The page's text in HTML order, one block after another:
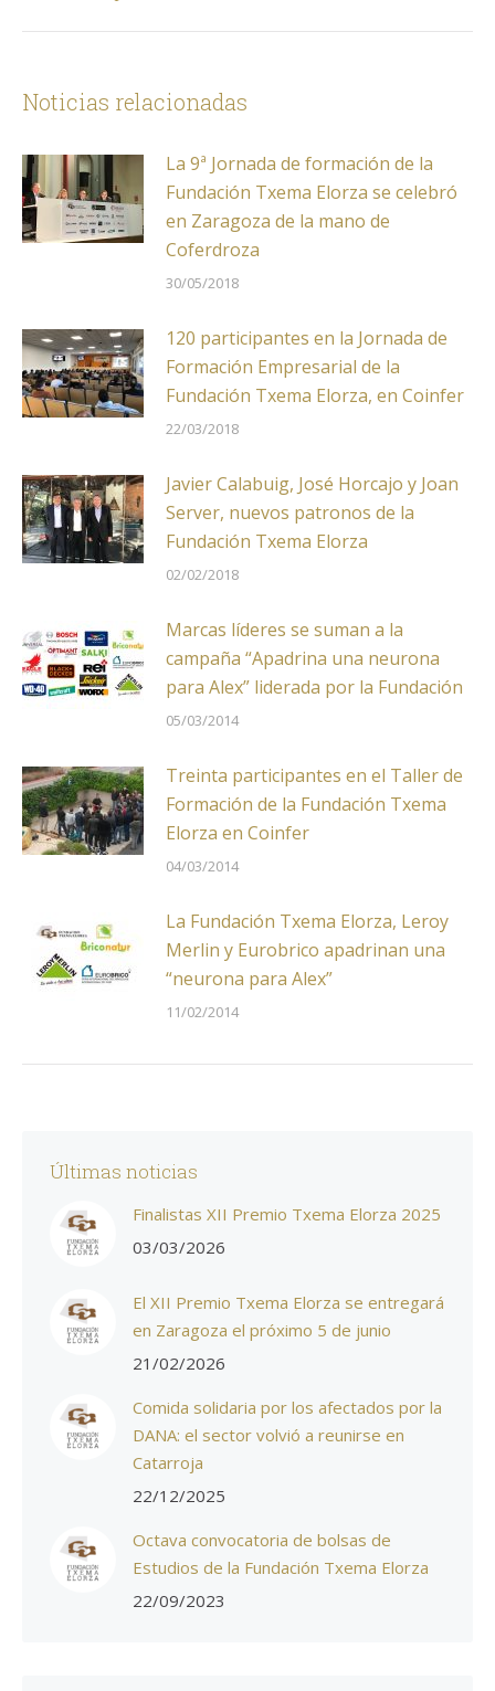
Noticias relacionadas
La 9ª Jornada de formación de la
Fundación Txema Elorza se celebró
en Zaragoza de la mano de
Coferdroza
30/05/2018
120 participantes en la Jornada de
Formación Empresarial de la
Fundación Txema Elorza, en Coinfer
22/03/2018
Javier Calabuig, José Horcajo y Joan
Server, nuevos patronos de la
Fundación Txema Elorza
02/02/2018
Marcas líderes se suman a la
campaña “Apadrina una neurona
para Alex” liderada por la Fundación
05/03/2014
Treinta participantes en el Taller de
Formación de la Fundación Txema
Elorza en Coinfer
04/03/2014
La Fundación Txema Elorza, Leroy
Merlin y Eurobrico apadrinan una
“neurona para Alex”
11/02/2014
Últimas noticias
Finalistas XII Premio Txema Elorza 2025
03/03/2026
El XII Premio Txema Elorza se entregará
en Zaragoza el próximo 5 de junio
21/02/2026
Comida solidaria por los afectados por la
DANA: el sector volvió a reunirse en
Catarroja
22/12/2025
Octava convocatoria de bolsas de
Estudios de la Fundación Txema Elorza
22/09/2023